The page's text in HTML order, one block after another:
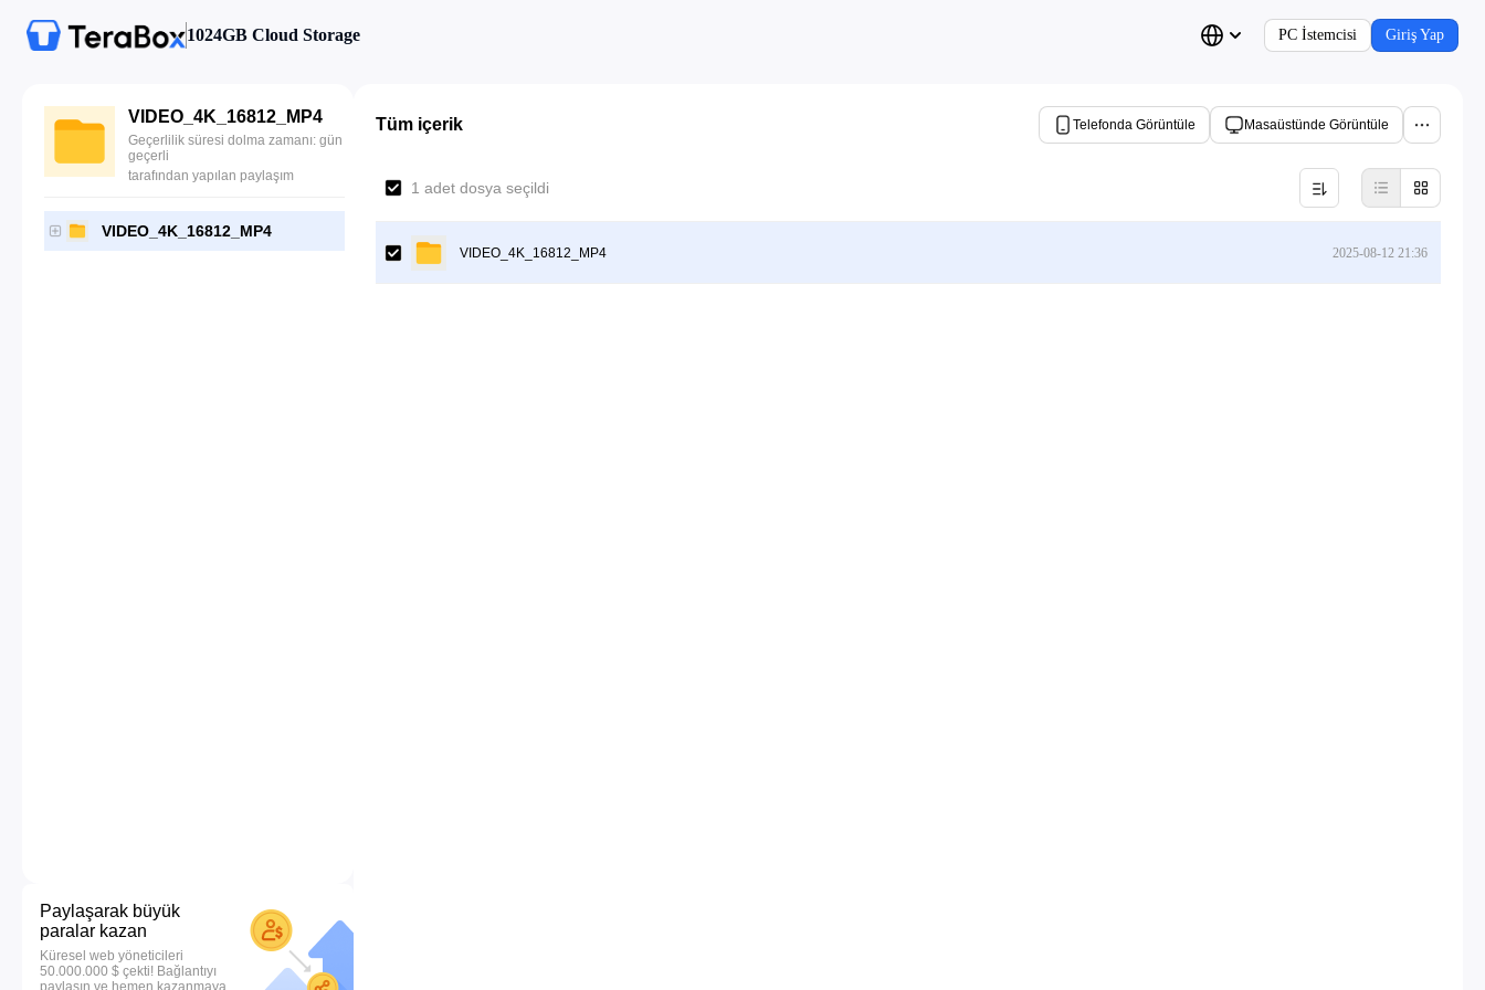
1024GB Cloud Storage PC İstemcisi Giriş Yap
VIDEO_4K_16812_MP4
Geçerlilik süresi dolma zamanı: gün
geçerli
tarafından yapılan paylaşım
VIDEO_4K_16812_MP4
Paylaşarak büyük
paralar kazan
Küresel web yöneticileri
50.000.000 $ çekti! Bağlantıyı
paylaşın ve hemen kazanmaya
Tüm içerik Telefonda Görüntüle Masaüstünde Görüntüle
1 adet dosya seçildi
VIDEO_4K_16812_MP4 2025-08-12 21:36